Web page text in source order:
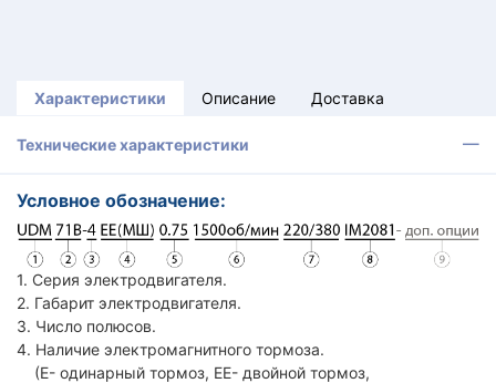
Характеристики Описание Доставка
Технические характеристики
Условное обозначение:
1. Серия электродвигателя.
2. Габарит электродвигателя.
3. Число полюсов.
4. Наличие электромагнитного тормоза.
(Е- одинарный тормоз, ЕЕ- двойной тормоз,